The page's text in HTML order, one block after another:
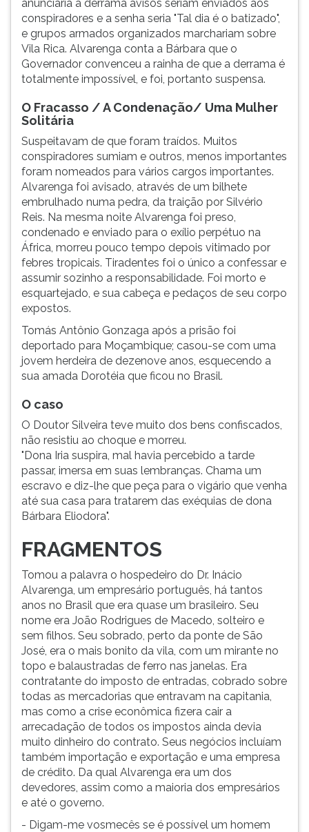
anunciaria a derrama avisos seriam enviados aos
conspiradores e a senha seria "Tal dia é o batizado",
e grupos armados organizados marchariam sobre
Vila Rica. Alvarenga conta a Bárbara que o
Governador convenceu a rainha de que a derrama é
totalmente impossível, e foi, portanto suspensa.
O Fracasso / A Condenação/ Uma Mulher
Solitária
Suspeitavam de que foram traídos. Muitos
conspiradores sumiam e outros, menos importantes
foram nomeados para vários cargos importantes.
Alvarenga foi avisado, através de um bilhete
embrulhado numa pedra, da traição por Silvério
Reis. Na mesma noite Alvarenga foi preso,
condenado e enviado para o exílio perpétuo na
África, morreu pouco tempo depois vitimado por
febres tropicais. Tiradentes foi o único a confessar e
assumir sozinho a responsabilidade. Foi morto e
esquartejado, e sua cabeça e pedaços de seu corpo
expostos.
Tomás Antônio Gonzaga após a prisão foi
deportado para Moçambique; casou-se com uma
jovem herdeira de dezenove anos, esquecendo a
sua amada Dorotéia que ficou no Brasil.
O caso
O Doutor Silveira teve muito dos bens confiscados,
não resistiu ao choque e morreu.
"Dona Iria suspira, mal havia percebido a tarde
passar, imersa em suas lembranças. Chama um
escravo e diz-lhe que peça para o vigário que venha
até sua casa para tratarem das exéquias de dona
Bárbara Eliodora".
FRAGMENTOS
Tomou a palavra o hospedeiro do Dr. Inácio
Alvarenga, um empresário português, há tantos
anos no Brasil que era quase um brasileiro. Seu
nome era João Rodrigues de Macedo, solteiro e
sem filhos. Seu sobrado, perto da ponte de São
José, era o mais bonito da vila, com um mirante no
topo e balaustradas de ferro nas janelas. Era
contratante do imposto de entradas, cobrado sobre
todas as mercadorias que entravam na capitania,
mas como a crise econômica fizera cair a
arrecadação de todos os impostos ainda devia
muito dinheiro do contrato. Seus negócios incluíam
também importação e exportação e uma empresa
de crédito. Da qual Alvarenga era um dos
devedores, assim como a maioria dos empresários
e até o governo.
- Digam-me vosmecês se é possível um homem